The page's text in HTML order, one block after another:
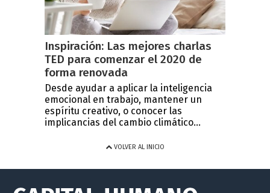
Inspiración: Las mejores charlas
TED para comenzar el 2020 de
forma renovada
Desde ayudar a aplicar la inteligencia
emocional en trabajo, mantener un
espíritu creativo, o conocer las
implicancias del cambio climático...
VOLVER AL INICIO